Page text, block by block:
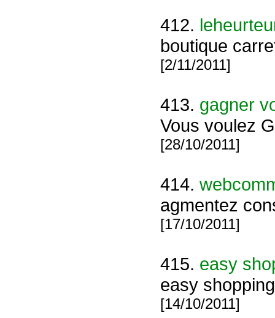
412.
boutique
[2/11/2011]
413. gagner
Vous voulez
[28/10/2011]
414.
agmentez
[17/10/2011]
415. easy
easy
[14/10/2011]